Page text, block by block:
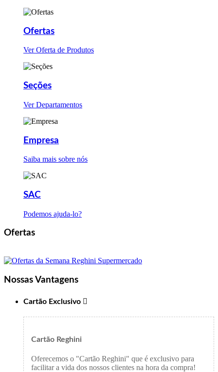
Ofertas
Ver Oferta de Produtos
Seções
Ver Departamentos
Empresa
Saiba mais sobre nós
SAC
Podemos ajuda-lo?
Ofertas
Nossas Vantagens
Cartão Exclusivo
Cartão Reghini
Oferecemos o "Cartão Reghini" que é exclusivo para
facilitar a vida dos nossos clientes na hora da compra!